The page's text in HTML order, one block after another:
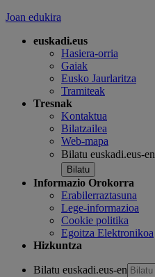
Joan edukira
euskadi.eus
Hasiera-orria
Gaiak
Eusko Jaurlaritza
Tramiteak
Tresnak
Kontaktua
Bilatzailea
Web-mapa
Bilatu euskadi.eus-en
Informazio Orokorra
Erabilerraztasuna
Lege-informazioa
Cookie politika
Egoitza Elektronikoa
Hizkuntza
Bilatu euskadi.eus-en